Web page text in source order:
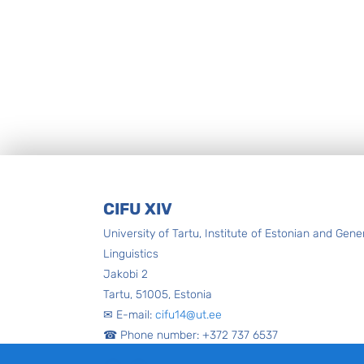
CIFU XIV
University of Tartu, Institute of Estonian and
Linguistics
Jakobi 2
Tartu, 51005, Estonia
✉ E-mail: cifu14@ut.ee
☎ Phone number: +372 737 6537